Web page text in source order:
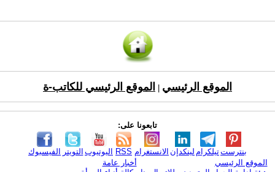
الموقع الرئيسي الموقع الرئيسي للكاتب-ة
تابعونا على:
الفيسبوك التويتر اليوتيوب RSS الانستغرام لينكدإن تيلكرامبنترست
الموقع الرئيسي
أخبار عامة